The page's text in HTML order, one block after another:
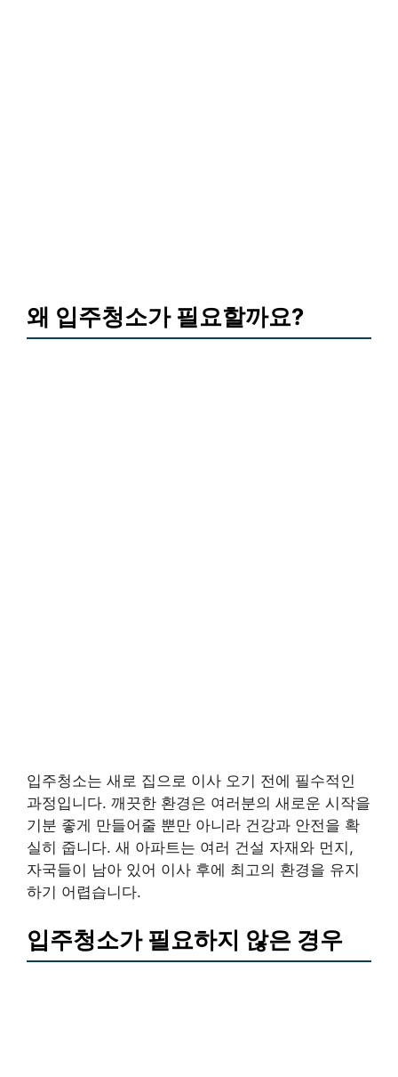
왜 입주청소가 필요할까요?
입주청소는 새로 집으로 이사 오기 전에 필수적인
과정입니다. 깨끗한 환경은 여러분의 새로운 시작을
기분 좋게 만들어줄 뿐만 아니라 건강과 안전을 확
실히 줍니다. 새 아파트는 여러 건설 자재와 먼지,
자국들이 남아 있어 이사 후에 최고의 환경을 유지
하기 어렵습니다.
입주청소가 필요하지 않은 경우